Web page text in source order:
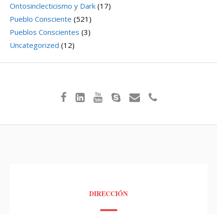
Ontosinclecticismo y Dark (17)
Pueblo Consciente (521)
Pueblos Conscientes (3)
Uncategorized (12)
DIRECCIÓN